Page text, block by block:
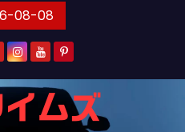
08-08
ムズ